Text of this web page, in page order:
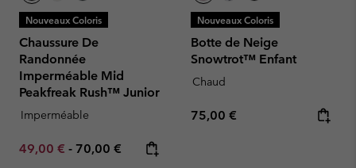
Nouveaux Coloris
Chaussure De
Randonnée
Imperméable Mid
Peakfreak Rush™ Junior
Imperméable
Minimum sale price:
49,00 € - Maximum price:
70,00 €
Nouveaux Coloris
Botte de Neige
Snowtrot™ Enfant
Chaud
Regular price:
75,00 €